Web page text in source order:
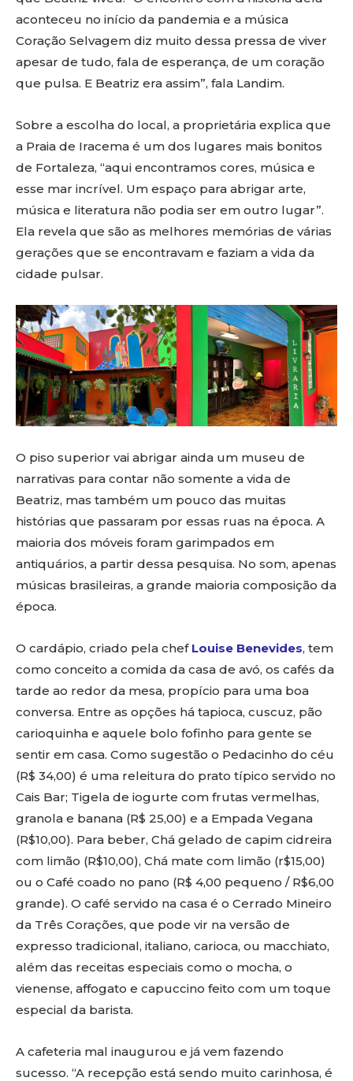
aconteceu no início da pandemia e a música
Coração Selvagem diz muito dessa pressa de viver
apesar de tudo, fala de esperança, de um coração
que pulsa. E Beatriz era assim”, fala Landim.
Sobre a escolha do local, a proprietária explica que
a Praia de Iracema é um dos lugares mais bonitos
de Fortaleza, “aqui encontramos cores, música e
esse mar incrível. Um espaço para abrigar arte,
música e literatura não podia ser em outro lugar”.
Ela revela que são as melhores memórias de várias
gerações que se encontravam e faziam a vida da
cidade pulsar.
O piso superior vai abrigar ainda um museu de
narrativas para contar não somente a vida de
Beatriz, mas também um pouco das muitas
histórias que passaram por essas ruas na época. A
maioria dos móveis foram garimpados em
antiquários, a partir dessa pesquisa. No som, apenas
músicas brasileiras, a grande maioria composição da
época.
O cardápio, criado pela chefLouise Benevides, tem
como conceito a comida da casa de avó, os cafés da
tarde ao redor da mesa, propício para uma boa
conversa. Entre as opções há tapioca, cuscuz, pão
carioquinha e aquele bolo fofinho para gente se
sentir em casa. Como sugestão o Pedacinho do céu
(R$ 34,00) é uma releitura do prato típico servido no
Cais Bar; Tigela de iogurte com frutas vermelhas,
granola e banana (R$ 25,00) e a Empada Vegana
(R$10,00). Para beber, Chá gelado de capim cidreira
com limão (R$10,00), Chá mate com limão (r$15,00)
ou o Café coado no pano (R$ 4,00 pequeno / R$6,00
grande). O café servido na casa é o Cerrado Mineiro
da Três Corações, que pode vir na versão de
expresso tradicional, italiano, carioca, ou macchiato,
além das receitas especiais como o mocha, o
vienense, affogato e capuccino feito com um toque
especial da barista.
A cafeteria mal inaugurou e já vem fazendo
sucesso. “A recepção está sendo muito carinhosa, é